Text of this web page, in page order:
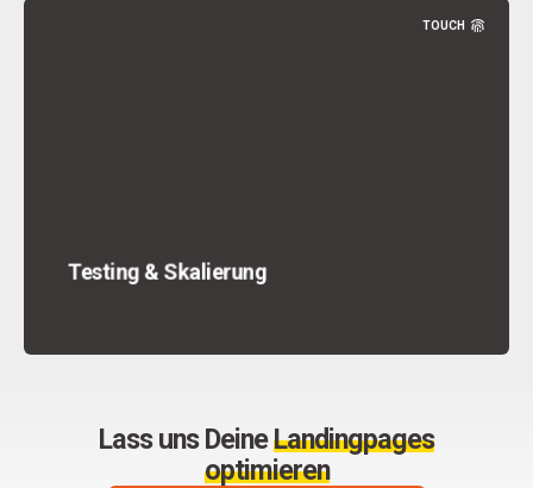
TOUCH
Testing & Skalierung
Lass uns DeineLandingpages
optimieren